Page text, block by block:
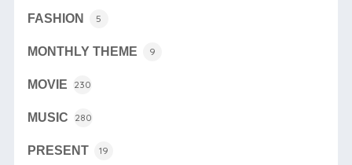
FASHION 5
MONTHLY THEME 9
MOVIE 230
MUSIC 280
PRESENT 19